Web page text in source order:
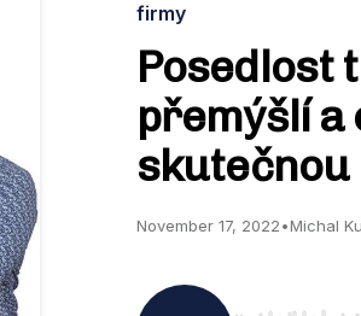
firmy
Posedlost
přemýšlí a
skutečnou
November 17, 2022•Michal